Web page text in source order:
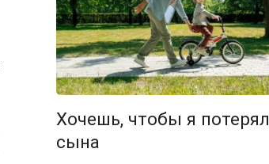
Хочешь, чтобы я потерял
сына